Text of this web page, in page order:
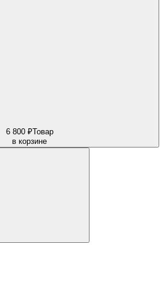
6 800 ₽Товар
в корзине